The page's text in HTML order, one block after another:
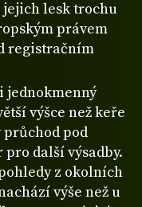
lesk trochu
právem
registračním
jednokmenný
výšce než keře
průchod pod
další výsadby.
z okolních
výše než u